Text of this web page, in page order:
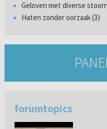
Geloven met diverse
Haten zonder oorzaak (3)
forumtopics